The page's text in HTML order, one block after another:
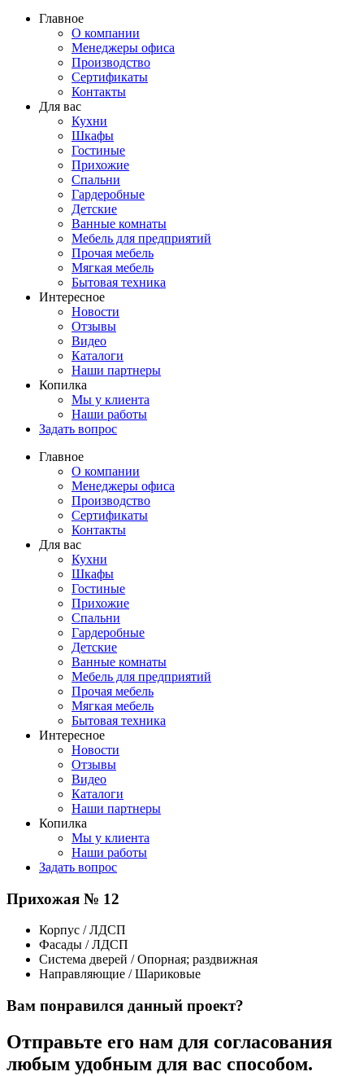
Главное
О компании
Менеджеры офиса
Производство
Сертификаты
Контакты
Для вас
Кухни
Шкафы
Гостиные
Прихожие
Спальни
Гардеробные
Детские
Ванные комнаты
Мебель для предприятий
Прочая мебель
Мягкая мебель
Бытовая техника
Интересное
Новости
Отзывы
Видео
Каталоги
Наши партнеры
Копилка
Мы у клиента
Наши работы
Задать вопрос
Главное
О компании
Менеджеры офиса
Производство
Сертификаты
Контакты
Для вас
Кухни
Шкафы
Гостиные
Прихожие
Спальни
Гардеробные
Детские
Ванные комнаты
Мебель для предприятий
Прочая мебель
Мягкая мебель
Бытовая техника
Интересное
Новости
Отзывы
Видео
Каталоги
Наши партнеры
Копилка
Мы у клиента
Наши работы
Задать вопрос
Прихожая № 12
Корпус / ЛДСП
Фасады / ЛДСП
Система дверей / Опорная; раздвижная
Направляющие / Шариковые
Вам понравился данный проект?
Отправьте его нам для согласования
любым удобным для вас способом.